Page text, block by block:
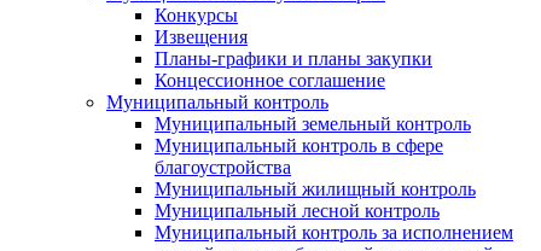
Конкурсы
Извещения
Планы-графики и планы закупки
Концессионное соглашение
Муниципальный контроль
Муниципальный земельный контроль
Муниципальный контроль в сфере
благоустройства
Муниципальный жилищный контроль
Муниципальный лесной контроль
Муниципальный контроль за исполнением